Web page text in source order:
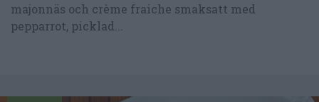
majonnäs och crème fraiche smaksatt med
pepparrot, picklad...